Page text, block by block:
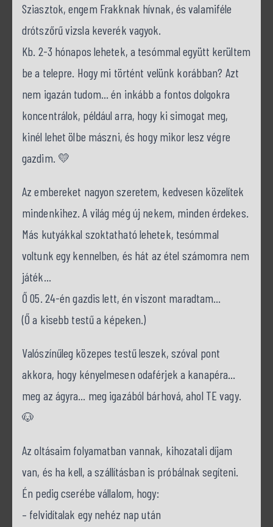
Sziasztok, engem Frakknak hívnak, és valamiféle
drótszőrű vizsla keverék vagyok.
Kb. 2-3 hónapos lehetek, a tesómmal együtt kerültem
be a telepre. Hogy mi történt velünk korábban? Azt
nem igazán tudom… én inkább a fontos dolgokra
koncentrálok, például arra, hogy ki simogat meg,
kinél lehet ölbe mászni, és hogy mikor lesz végre
gazdim. 💛
Az embereket nagyon szeretem, kedvesen közelítek
mindenkihez. A világ még új nekem, minden érdekes.
Más kutyákkal szoktatható lehetek, tesómmal
voltunk egy kennelben, és hát az étel számomra nem
játék…
Ő 05. 24-én gazdis lett, én viszont maradtam…
(Ő a kisebb testű a képeken.)
Valószínűleg közepes testű leszek, szóval pont
akkora, hogy kényelmesen odaférjek a kanapéra…
meg az ágyra… meg igazából bárhová, ahol TE vagy.
🐶
Az oltásaim folyamatban vannak, kihozatali díjam
van, és ha kell, a szállításban is próbálnak segíteni.
Én pedig cserébe vállalom, hogy:
– felvidítalak egy nehéz nap után